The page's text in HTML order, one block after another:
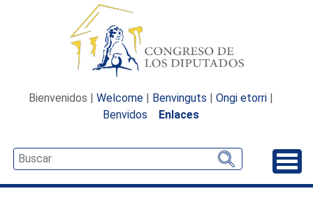
Bienvenidos | Welcome | Benvinguts | Ongi etorri |
Benvidos
Enlaces